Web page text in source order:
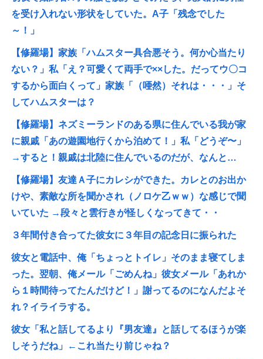
を受け入れない形状をしていた。A子「残念でした
～！」
【修羅場】家族「ハムスター具合悪そう。何か心当たり
ない？」私「え？可愛くて両手で××した。だってウ〇コ
するから面白くって」家族「（唖然）それは・・・」そ
してハムスターは？
【修羅場】ネズミーランドのある県に住んでいる我が家
に親戚「あの遊園地行くから泊めて！」私「どうぞ〜」
→すると！親戚は北陸に住んでいるのだが、なんと…
【修羅場】友達Ａ子にカレシができた。カレとのお出か
けや、素敵な所を聞かされ（ノロケ乙ｗｗ）な感じで聞
いていた →段々と雲行きが怪しくなってきて・・
３年間付き合ってた彼女に３年目の記念日に振られた
彼女と電話中、俺「ちょっとトイレ」そのまま寝てしま
った。翌朝、俺メール「ごめんね」彼女メール「あれか
ら１時間待ってたんだけど！」謝ってるのになんだよそ
れ？イライラする。
彼女「私と話してるより『男友達』と話してるほうが楽
しそうだね」←これ当たり前じゃね？